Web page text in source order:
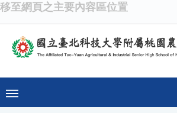
移至網頁之主要內容區位置